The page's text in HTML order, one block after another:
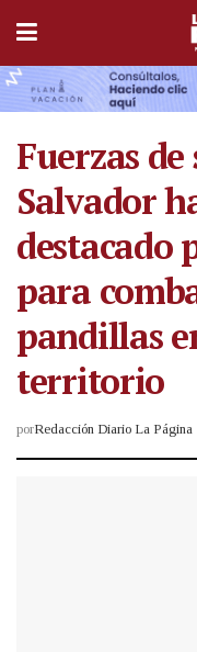
Fuerzas
Salvador
destacado
para
pandillas
territorio
porRedacción Diario La Página